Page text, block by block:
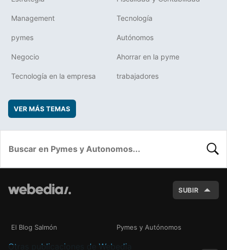
Management Tecnología
pymes Autónomos
Negocio Ahorrar en la pyme
Tecnología en la empresa trabajadores
VER MÁS TEMAS
SUBIR
El Blog Salmón Pymes y Autónomos
Otras publicaciones de Webedia